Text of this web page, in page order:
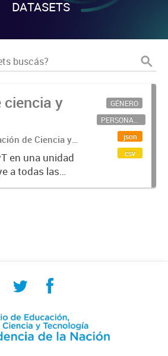
DATASETS
ciencia y
de Ciencia y
(SICYTAR)
en una unidad
a todas las
GÉNERO
PERSONAL CIENTÍFICO-TECNOLÓGICO
json
csv